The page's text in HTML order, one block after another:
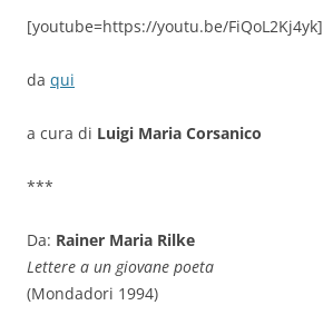
[youtube=https://youtu.be/FiQoL2Kj4yk]
da qui
a cura di Luigi Maria Corsanico
***
Da: Rainer Maria Rilke
Lettere a un giovane poeta
(Mondadori 1994)